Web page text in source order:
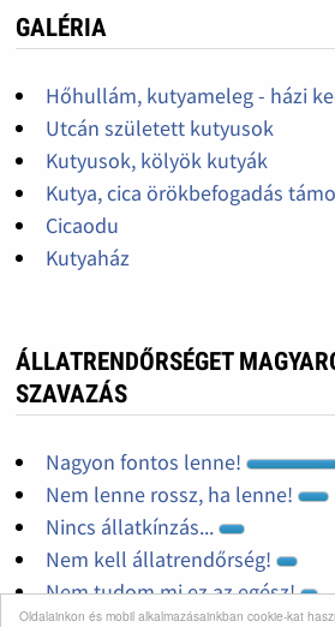
Oldalainkon és mobil alkalmazásainkban cookie-kat
GALÉRIA
Hőhullám, kutyameleg - házi
Utcán született kutyusok
Kutyusok, kölyök kutyák
Kutya, cica örökbefogadás
Cicaodu
Kutyaház
ÁLLATRENDŐRSÉGET
SZAVAZÁS
Nagyon fontos lenne!
Nem lenne rossz, ha lenne!
Nincs állatkínzás...
Nem kell állatrendőrség!
Nem tudom mi ez az egész!